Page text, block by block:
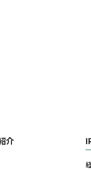
介